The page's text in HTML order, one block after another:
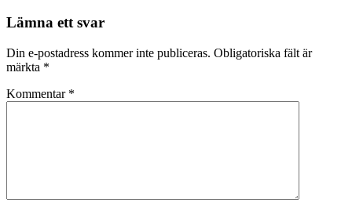
Lämna ett svar
Din e-postadress kommer inte publiceras. Obligatoriska fält är
märkta *
Kommentar *